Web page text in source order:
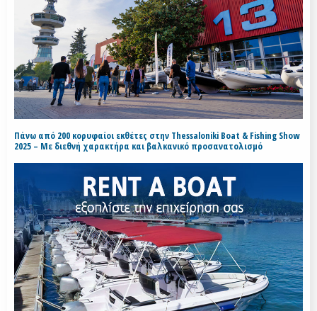
Πάνω από 200 κορυφαίοι εκθέτες στην Thessaloniki Boat & Fishing Show
2025 – Με διεθνή χαρακτήρα και βαλκανικό προσανατολισμό